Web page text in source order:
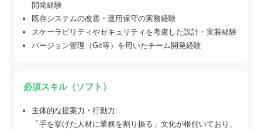
開発経験
既存システムの改善・運用保守の実務経験
スケーラビリティやセキュリティを考慮した設計・実装経験
バージョン管理（Git等）を用いたチーム開発経験
必須スキル（ソフト）
主体的な提案力・行動力:
「手を挙げた人材に業務を割り振る」文化が根付いており、